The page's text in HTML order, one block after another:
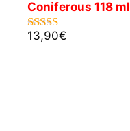
Coniferous 118 ml
5.00de 5
13,90€